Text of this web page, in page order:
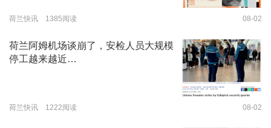
荷兰快讯 1385阅读 08-02
荷兰阿姆机场谈崩了，安检人员大规模
停工越来越近…
荷兰快讯 1222阅读 08-02